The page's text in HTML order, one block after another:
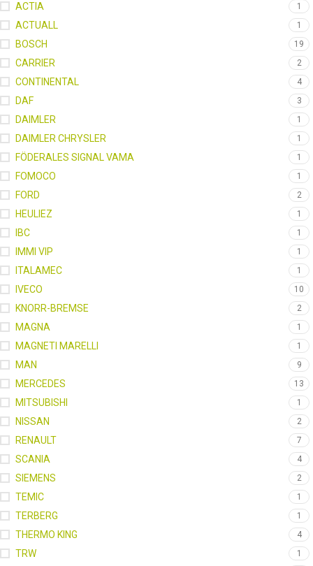
ACTIA 1
ACTUALL 1
BOSCH 19
CARRIER 2
CONTINENTAL 4
DAF 3
DAIMLER 1
DAIMLER CHRYSLER 1
FÖDERALES SIGNAL VAMA 1
FOMOCO 1
FORD 2
HEULIEZ 1
IBC 1
IMMI VIP 1
ITALAMEC 1
IVECO 10
KNORR-BREMSE 2
MAGNA 1
MAGNETI MARELLI 1
MAN 9
MERCEDES 13
MITSUBISHI 1
NISSAN 2
RENAULT 7
SCANIA 4
SIEMENS 2
TEMIC 1
TERBERG 1
THERMO KING 4
TRW 1